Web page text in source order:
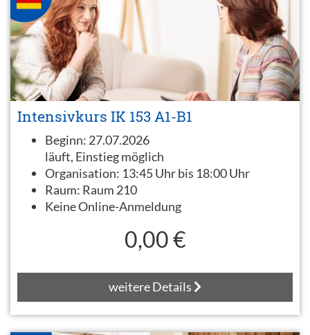
Intensivkurs IK 153 A1-B1
Beginn: 27.07.2026
läuft, Einstieg möglich
Organisation: 13:45 Uhr bis 18:00 Uhr
Raum: Raum 210
Keine Online-Anmeldung
0,00 €
weitere Details